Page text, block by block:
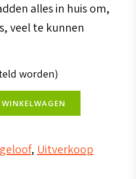
alles in huis om,
veel te kunnen
worden)
, Uitverkoop